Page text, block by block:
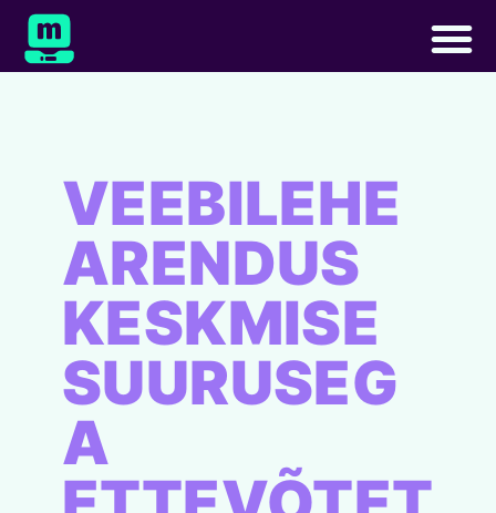
VEEBILEHE
ARENDUS
KESKMISE
SUURUSEG
A